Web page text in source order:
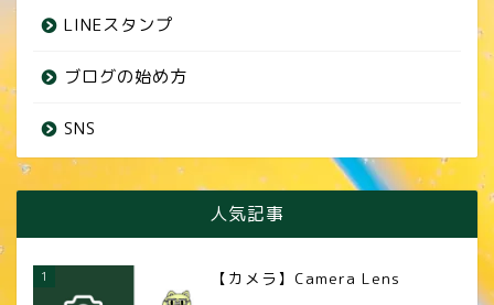
LINEスタンプ
ブログの始め方
SNS
人気記事
1 【カメラ】Camera Lens